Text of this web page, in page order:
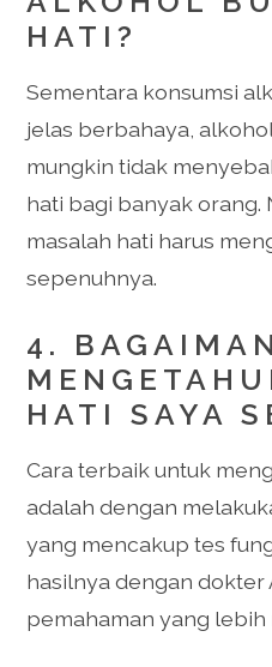
HATI?
Sementara konsumsi
jelas berbahaya,
mungkin tidak
hati bagi banyak orang.
masalah hati harus
sepenuhnya.
4.
HATI SAYA
Cara terbaik untuk
adalah dengan
yang mencakup tes
hasilnya dengan dokter
pemahaman yang lebih